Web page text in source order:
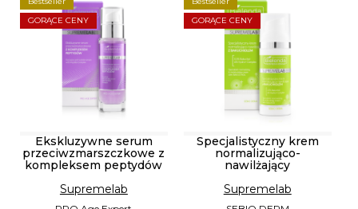
GORĄCE CENY
Ekskluzywne serum
przeciwzmarszczkowe z
kompleksem peptydów
Supremelab
GORĄCE CENY
Specjalistyczny krem
normalizująco-
nawilżający
Supremelab